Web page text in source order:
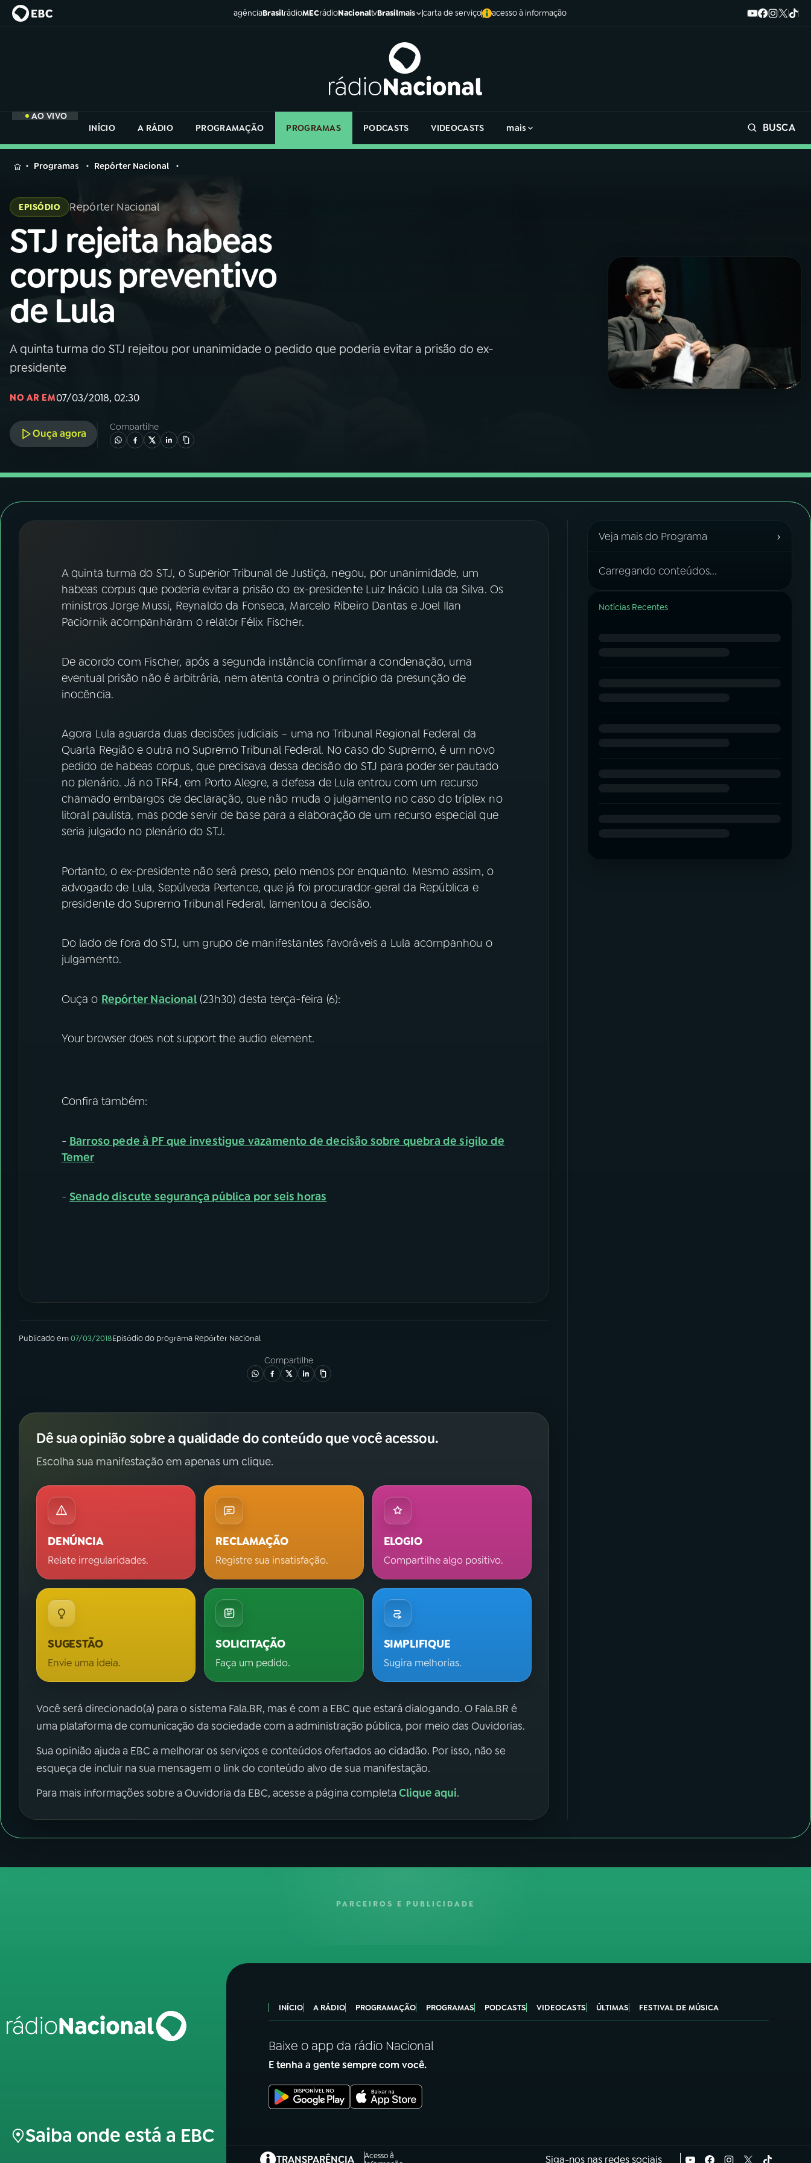
agênciaBrasilrádioMECrádioNacionaltvBrasilmais carta de serviço acesso à informação
AO VIVO
INÍCIO
A RÁDIO PROGRAMAÇÃO PROGRAMAS PODCASTS VIDEOCASTS mais BUSCA
MENU
Buscar
na
Rádio
Nacional
Buscar
01 INÍCIO
02A RÁDIO
04PROGRAMAS
06VIDEOCASTS
FESTIVAL DE MÚSICA
ACOMPANHE A RÁDIO NACIONAL
Instagram X
na
Rádio
Programas Repórter Nacional
EPISÓDIO Repórter Nacional
STJ rejeita habeas
corpus preventivo
de Lula
A quinta turma do STJ rejeitou por unanimidade o pedido que poderia evitar a prisão do ex-
presidente
NO AR EM07/03/2018, 02:30
Ouça agora
Compartilhe
A quinta turma do STJ, o Superior Tribunal de Justiça, negou, por unanimidade, um
habeas corpus que poderia evitar a prisão do ex-presidente Luiz Inácio Lula da Silva. Os
ministros Jorge Mussi, Reynaldo da Fonseca, Marcelo Ribeiro Dantas e Joel Ilan
Paciornik acompanharam o relator Félix Fischer.
De acordo com Fischer, após a segunda instância confirmar a condenação, uma
eventual prisão não é arbitrária, nem atenta contra o princípio da presunção de
inocência.
Agora Lula aguarda duas decisões judiciais – uma no Tribunal Regional Federal da
Quarta Região e outra no Supremo Tribunal Federal. No caso do Supremo, é um novo
pedido de habeas corpus, que precisava dessa decisão do STJ para poder ser pautado
no plenário. Já no TRF4, em Porto Alegre, a defesa de Lula entrou com um recurso
chamado embargos de declaração, que não muda o julgamento no caso do tríplex no
litoral paulista, mas pode servir de base para a elaboração de um recurso especial que
seria julgado no plenário do STJ.
Portanto, o ex-presidente não será preso, pelo menos por enquanto. Mesmo assim, o
advogado de Lula, Sepúlveda Pertence, que já foi procurador-geral da República e
presidente do Supremo Tribunal Federal, lamentou a decisão.
Do lado de fora do STJ, um grupo de manifestantes favoráveis a Lula acompanhou o
julgamento.
Ouça o Repórter Nacional(23h30) desta terça-feira (6):
Your browser does not support the audio element.
Confira também:
- Barroso pede à PF que investigue vazamento de decisão sobre quebra de sigilo de
Temer
- Senado discute segurança pública por seis horas
Publicado em07/03/2018Episódiodo programa Repórter Nacional
Compartilhe
Dê sua opinião sobre a qualidade do conteúdo que você acessou.
Escolha sua manifestação em apenas um clique.
DENÚNCIA
Relate irregularidades.
RECLAMAÇÃO
Registre sua insatisfação.
ELOGIO
Compartilhe algo positivo.
SUGESTÃO
Envie uma ideia.
SOLICITAÇÃO
Faça um pedido.
SIMPLIFIQUE
Sugira melhorias.
Você será direcionado(a) para o sistema Fala.BR, mas é com a EBC que estará dialogando. O Fala.BR é
uma plataforma de comunicação da sociedade com a administração pública, por meio das Ouvidorias.
Sua opinião ajuda a EBC a melhorar os serviços e conteúdos ofertados ao cidadão. Por isso, não se
esqueça de incluir na sua mensagem o link do conteúdo alvo de sua manifestação.
Para mais informações sobre a Ouvidoria da EBC, acesse a página completaClique aqui.
Veja mais do Programa ›
Carregando conteúdos...
Notícias Recentes
PARCEIROS E PUBLICIDADE
Saiba onde está a EBC
INÍCIO A RÁDIO PROGRAMAÇÃO PROGRAMAS PODCASTS VIDEOCASTS ÚLTIMAS FESTIVAL DE MÚSICA
Baixe o app da rádio Nacional
E tenha a gente sempre com você.
TRANSPARÊNCIA
Acesso à
Siga-nos nas redes sociais